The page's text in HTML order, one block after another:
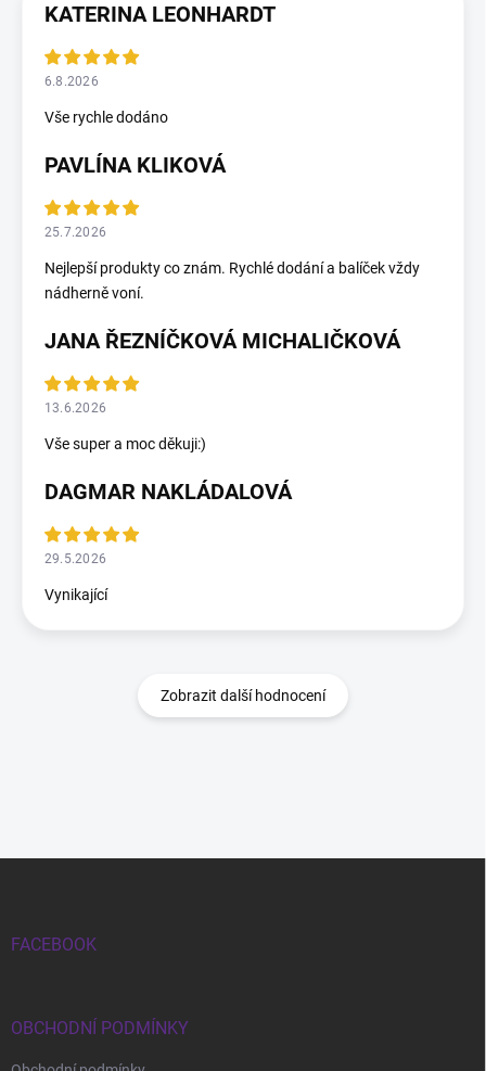
KATERINA LEONHARDT
6.8.2026
Vše rychle dodáno
PAVLÍNA KLIKOVÁ
25.7.2026
Nejlepší produkty co znám. Rychlé dodání a balíček vždy
nádherně voní.
JANA ŘEZNÍČKOVÁ MICHALIČKOVÁ
13.6.2026
Vše super a moc děkuji:)
DAGMAR NAKLÁDALOVÁ
29.5.2026
Vynikající
Zobrazit další hodnocení
FACEBOOK
OBCHODNÍ PODMÍNKY